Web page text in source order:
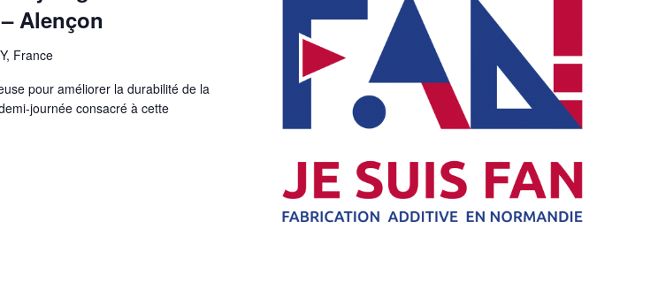
Alençon
France
pour améliorer la durabilité de la
journée consacré à cette